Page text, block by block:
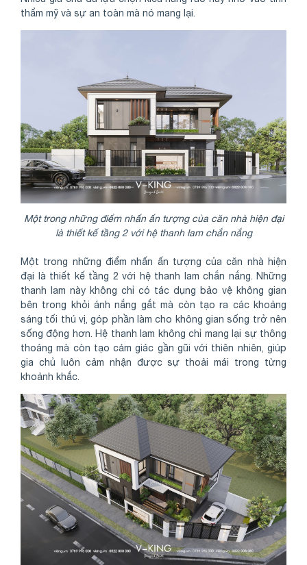
thẩm mỹ và sự an toàn mà nó mang lại.
Một trong những điểm nhấn ấn tượng của căn nhà hiện đại
là thiết kế tầng 2 với hệ thanh lam chắn nắng
Một trong những điểm nhấn ấn tượng của căn nhà hiện
đại là thiết kế tầng 2 với hệ thanh lam chắn nắng. Những
thanh lam này không chỉ có tác dụng bảo vệ không gian
bên trong khỏi ánh nắng gắt mà còn tạo ra các khoảng
sáng tối thú vị, góp phần làm cho không gian sống trở nên
sống động hơn. Hệ thanh lam không chỉ mang lại sự thông
thoáng mà còn tạo cảm giác gần gũi với thiên nhiên, giúp
gia chủ luôn cảm nhận được sự thoải mái trong từng
khoảnh khắc.